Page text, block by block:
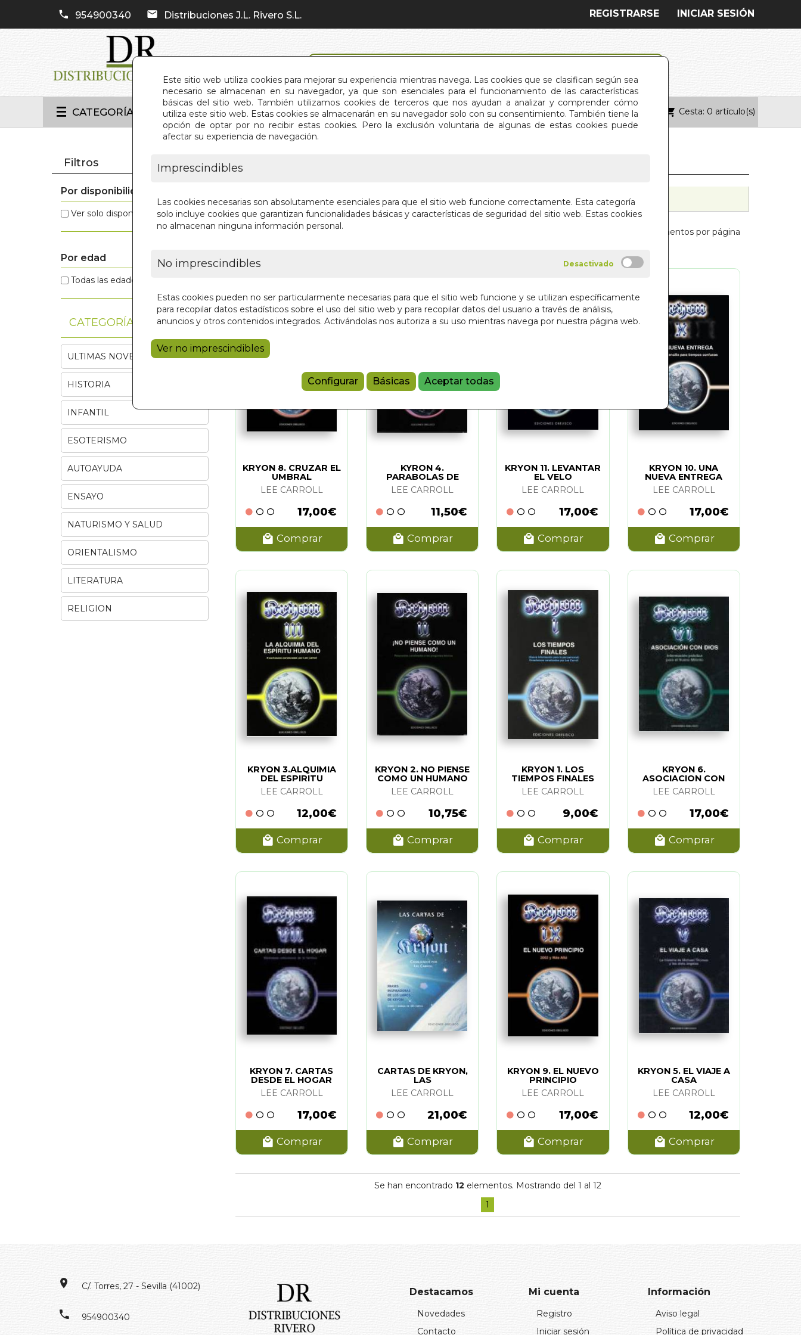
Este sitio web utiliza cookies para mejorar su experiencia mientras navega. Las cookies que se clasifican según sea
necesario se almacenan en su navegador, ya que son esenciales para el funcionamiento de las características
básicas del sitio web. También utilizamos cookies de terceros que nos ayudan a analizar y comprender cómo
utiliza este sitio web. Estas cookies se almacenarán en su navegador solo con su consentimiento. También tiene la
opción de optar por no recibir estas cookies. Pero la exclusión voluntaria de algunas de estas cookies puede
afectar su experiencia de navegación.
Imprescindibles
Las cookies necesarias son absolutamente esenciales para que el sitio web funcione correctamente. Esta categoría
solo incluye cookies que garantizan funcionalidades básicas y características de seguridad del sitio web. Estas cookies
no almacenan ninguna información personal.
No imprescindibles
Estas cookies pueden no ser particularmente necesarias para que el sitio web funcione y se utilizan específicamente
para recopilar datos estadísticos sobre el uso del sitio web y para recopilar datos del usuario a través de análisis,
anuncios y otros contenidos integrados. Activándolas nos autoriza a su uso mientras navega por nuestra página web.
Ver no imprescindibles
Configurar Básicas Aceptar todas
954900340 Distribuciones J.L. Rivero S.L. INICIAR SESIÓN
REGISTRARSE
CATEGORÍAS INICIO QUIÉNES SOMOS CONTACTO Cesta: 0 artículo(s)
Filtros
Por disponibilidad
Ver solo disponibles (0)
Por edad
Todas las edades
Estos son los resultados de tu búsqueda: lee carroll
elementos por página
KRYON 8. CRUZAR EL
UMBRAL
LEE CARROLL
17,00€
Comprar
KYRON 4.
PARABOLAS DE
KYRON
LEE CARROLL
11,50€
Comprar
KRYON 11. LEVANTAR
EL VELO
LEE CARROLL
17,00€
Comprar
KRYON 10. UNA
NUEVA ENTREGA
LEE CARROLL
17,00€
Comprar
KRYON 3.ALQUIMIA
DEL ESPIRITU
HUMANO
LEE CARROLL
12,00€
Comprar
KRYON 2. NO PIENSE
COMO UN HUMANO
LEE CARROLL
10,75€
Comprar
KRYON 1. LOS
TIEMPOS FINALES
LEE CARROLL
9,00€
Comprar
KRYON 6.
ASOCIACION CON
DIOS
LEE CARROLL
17,00€
Comprar
KRYON 7. CARTAS
DESDE EL HOGAR
LEE CARROLL
17,00€
Comprar
CARTAS DE KRYON,
LAS
LEE CARROLL
21,00€
Comprar
KRYON 9. EL NUEVO
PRINCIPIO
LEE CARROLL
17,00€
Comprar
KRYON 5. EL VIAJE A
CASA
LEE CARROLL
12,00€
Comprar
Se han encontrado 12 elementos. Mostrando del 1 al 12
1
CATEGORÍAS
ULTIMAS NOVEDADES
HISTORIA
INFANTIL
ESOTERISMO
AUTOAYUDA
ENSAYO
NATURISMO Y SALUD
ORIENTALISMO
LITERATURA
RELIGION
C/. Torres, 27 - Sevilla (41002)
954900340
Destacamos
Novedades
Contacto
Mi cuenta
Registro
Iniciar sesión
Información
Aviso legal
Política de privacidad